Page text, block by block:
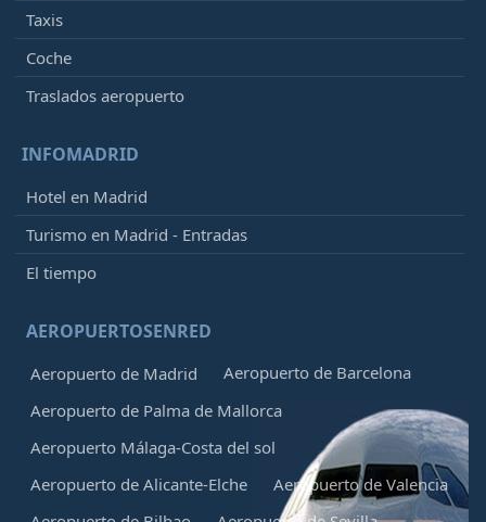
Taxis
Coche
Traslados aeropuerto
INFOMADRID
Hotel en Madrid
Turismo en Madrid - Entradas
El tiempo
AEROPUERTOSENRED
Aeropuerto de Madrid
Aeropuerto de Barcelona
Aeropuerto de Palma de Mallorca
Aeropuerto Málaga-Costa del sol
Aeropuerto de Alicante-Elche
Aeropuerto de Valencia